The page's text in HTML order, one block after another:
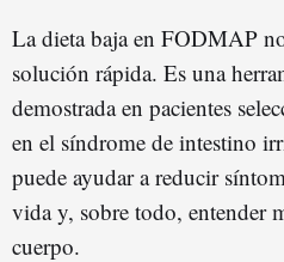
La dieta baja en FODMAP
solución rápida. Es una
demostrada en pacientes
en el síndrome de intestino
puede ayudar a reducir
vida y, sobre todo, entender
cuerpo.